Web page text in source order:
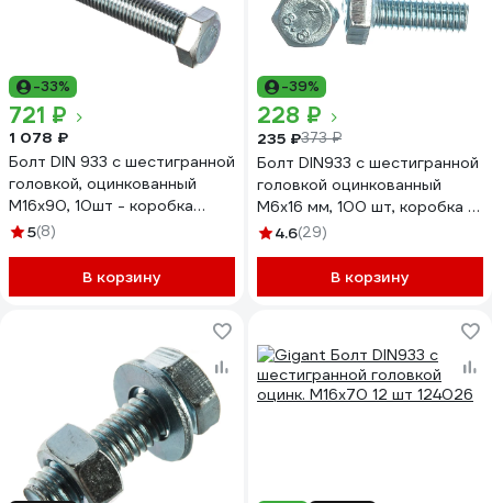
-33%
721 ₽
1 078 ₽
Болт DIN 933 с шестигранной
головкой, оцинкованный
М16х90, 10шт - коробка
Tech-Krep 126538
5(8)
В корзину
-39%
228 ₽
235 ₽373 ₽
Болт DIN933 с шестигранной
головкой оцинкованный
М6x16 мм, 100 шт, коробка с
окном Tech-K Zitar 105200
4.6(29)
В корзину